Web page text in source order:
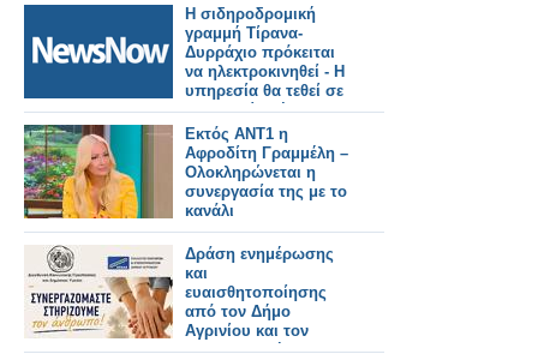
Η σιδηροδρομική
γραμμή Τίρανα-
Δυρράχιο πρόκειται
να ηλεκτροκινηθεί - Η
υπηρεσία θα τεθεί σε
λειτουργία μέχρι το
τέλος του 2027.
Εκτός ΑΝΤ1 η
Αφροδίτη Γραμμέλη –
Ολοκληρώνεται η
συνεργασία της με το
κανάλι
Δράση ενημέρωσης
και
ευαισθητοποίησης
από τον Δήμο
Αγρινίου και τον
ΣΕΕΔΑ με μήνυμα